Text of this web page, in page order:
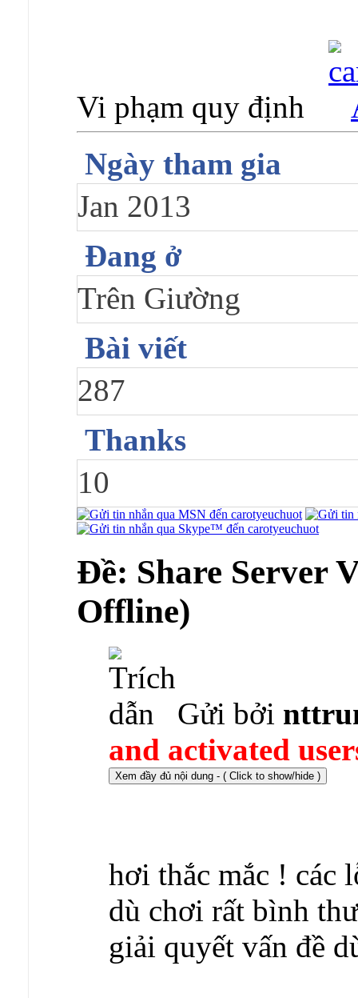
Vi phạm quy định
Ngày tham gia
Jan 2013
Đang ở
Trên Giường
Bài viết
287
Thanks
10
Ðề: Share Server
Offline)
Gửi bởi
and activated
hơi thắc mắc ! các
dù chơi rất bình
giải quyết vấn đề